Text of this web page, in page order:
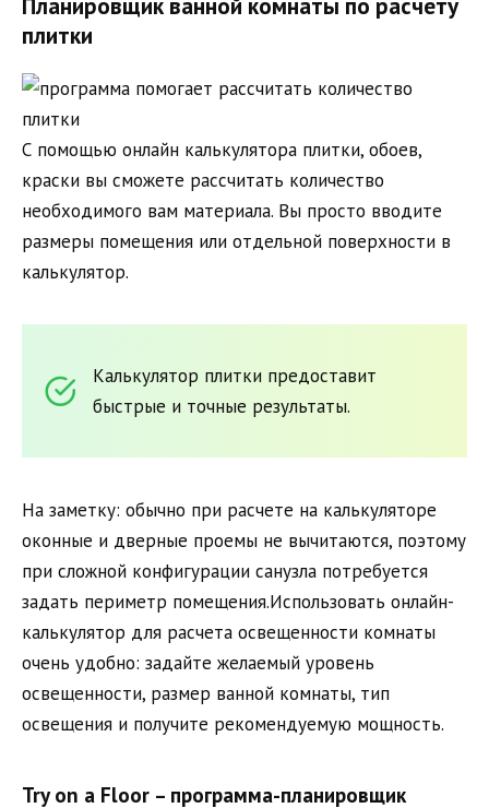
плитки
С помощью онлайн калькулятора плитки, обоев,
краски вы сможете рассчитать количество
необходимого вам материала. Вы просто вводите
размеры помещения или отдельной поверхности в
калькулятор.
Калькулятор плитки предоставит
быстрые и точные результаты.
На заметку: обычно при расчете на калькуляторе
оконные и дверные проемы не вычитаются, поэтому
при сложной конфигурации санузла потребуется
задать периметр помещения.Использовать онлайн-
калькулятор для расчета освещенности комнаты
очень удобно: задайте желаемый уровень
освещенности, размер ванной комнаты, тип
освещения и получите рекомендуемую мощность.
Try on a Floor – программа-планировщик